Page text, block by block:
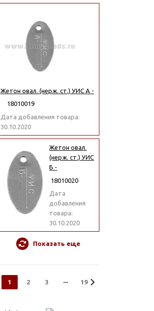
Жетон овал. (нерж. ст.) УИС А -
18010019
Дата добавления товара:
30.10.2020
Жетон овал.
(нерж. ст.) УИС
Б -
18010020
Дата
добавления
товара:
30.10.2020
Показать еще
1 2 3 19